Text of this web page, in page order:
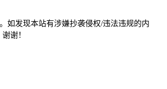
如发现本站有涉嫌抄袭侵权/违法违规的内
谢！